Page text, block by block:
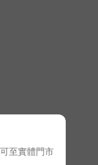
至實體門市